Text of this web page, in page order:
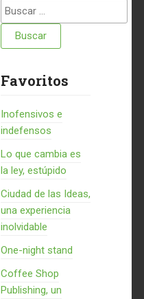
Buscar:
Favoritos
Inofensivos e
indefensos
Lo que cambia es
la ley, estúpido
Ciudad de las Ideas,
una experiencia
inolvidable
One-night stand
Coffee Shop
Publishing, un